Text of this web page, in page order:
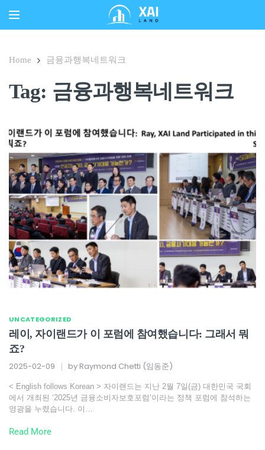
Home 금융과행복네트워크
Tag: 금융과행복네트워크
UNCATEGORIZED
레이, 자이랜드가 이 포럼에 참여했습니다: 그래서 뭐
죠?
2025-02-09 by Raymond Chetti (임동준)
< English follows Korean > 자이랜드는 지난 2월 7일(금) 대한민국 국회
에서 개최된 ‘2025년 금융소비자보호포럼‘이라는 정책 포럼에 참석하는
영광을 누렸습니다. 이…
Read More